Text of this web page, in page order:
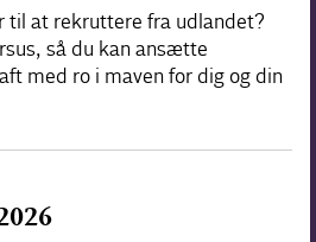
til at rekruttere fra udlandet?
så du kan ansætte
med ro i maven for dig og din